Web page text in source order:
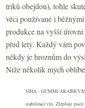
triků obejdou), tohle
věci používané i
produkce na vyšší
před lety. Každý vám
někdy je hroznům do
Níže několik mých
SIHA - GUMMI ARABICUM
stabilizaci vín. Zlepšuje pocit